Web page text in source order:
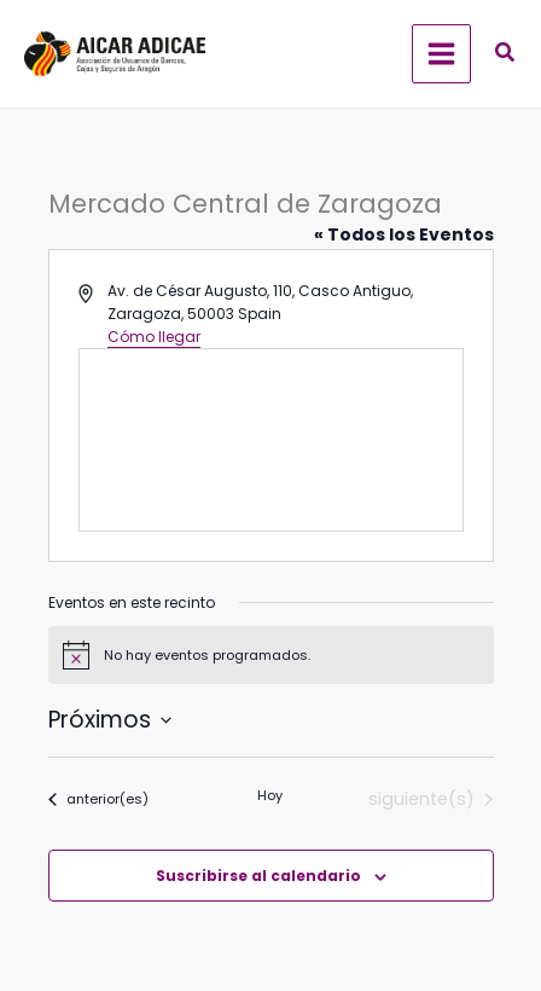
contenido
Mercado Central de Zaragoza
« Todos los Eventos
Dirección
Av. de César Augusto, 110, Casco Antiguo,
Zaragoza,50003 Spain
Cómo llegar
Eventos en este recinto
Aviso No hay eventos programados.
Próximos
fecha.
Eventos
anterior(es) Hoy Eventos
siguiente(s)
Suscribirse al calendario